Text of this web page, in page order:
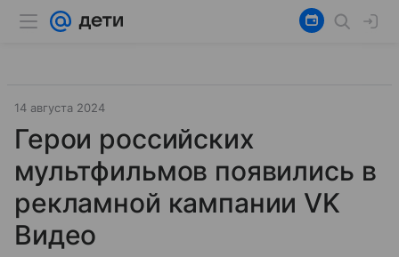
14 августа 2024
Герои российских
мультфильмов появились в
рекламной кампании VK
Видео